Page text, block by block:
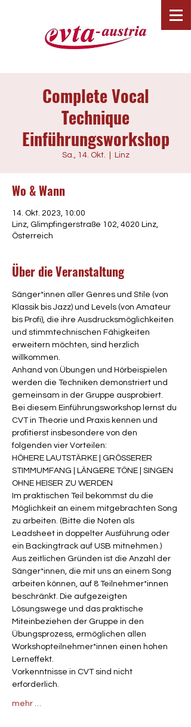
Complete Vocal
Technique
Einführungsworkshop
Sa., 14. Okt. Linz
Wo & Wann
14. Okt. 2023, 10:00
Linz, Glimpfingerstraße 102, 4020 Linz,
Österreich
Über die Veranstaltung
Sänger*innen aller Genres und Stile (von
Klassik bis Jazz) und Levels (von Amateur
bis Profi), die ihre Ausdrucksmöglichkeiten
und stimmtechnischen Fähigkeiten
erweitern möchten, sind herzlich
willkommen.
Anhand von Übungen und Hörbeispielen
werden die Techniken demonstriert und
gemeinsam in der Gruppe ausprobiert.
Bei diesem Einführungsworkshop lernst du
CVT in Theorie und Praxis kennen und
profitierst insbesondere von den
folgenden vier Vorteilen:
HÖHERE LAUTSTÄRKE | GRÖSSERER
STIMMUMFANG | LÄNGERE TÖNE | SINGEN
OHNE HEISER ZU WERDEN
Im praktischen Teil bekommst du die
Möglichkeit an einem mitgebrachten Song
zu arbeiten. (Bitte die Noten als
Leadsheet in doppelter Ausführung oder
ein Backingtrack auf USB mitnehmen.)
Aus zeitlichen Gründen ist die Anzahl der
Sänger*innen, die mit uns an einem Song
arbeiten können, auf 8 Teilnehmer*innen
beschränkt. Die aufgezeigten
Lösungswege und das praktische
Miteinbeziehen der Gruppe in den
Übungsprozess, ermöglichen allen
Workshopteilnehmer*innen einen hohen
Lerneffekt.
Vorkenntnisse in CVT sind nicht
erforderlich.
mehr …